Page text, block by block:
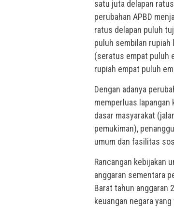
satu juta delapan
perubahan APBD
ratus delapan puluh
puluh sembilan rupiah
(seratus empat puluh
rupiah empat puluh
Dengan adanya
memperluas
dasar masyarakat
pemukiman),
umum dan fasilitas
Rancangan kebijakan
anggaran sementara
Barat tahun anggaran
keuangan negara